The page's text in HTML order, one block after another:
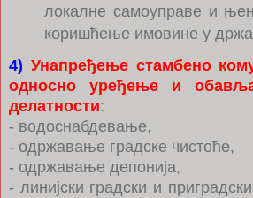
локалне самоуправе и
коришћење имовине у
4) Унапређење стамбено
односно уређење и
делатности:
- водоснабдевање,
- одржавање градске чистоће,
- одржавање депонија,
- линијски градски и